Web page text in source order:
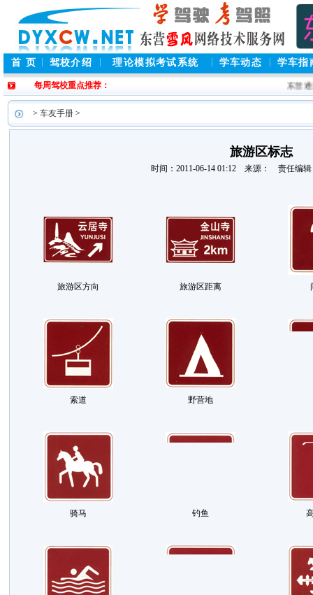
首 页 驾校介绍 理论模拟考试系统 学车动态 学车指
每周驾校重点推荐： 东营通
> 车友手册>
旅游区标志
时间：2011-06-14 01:12 来源： 责任编辑
旅游区方向 旅游区距离
索道 野营地
骑马 钓鱼